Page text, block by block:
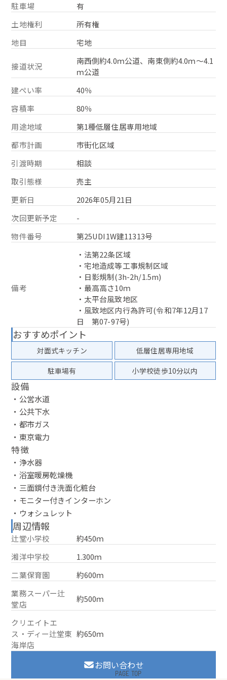
駐車場
有
土地権利
所有権
地目
宅地
接道状況
南西側約4.0ｍ公道、南東側約4.0ｍ～4.1
ｍ公道
建ぺい率
40％
容積率
80％
用途地域
第1種低層住居専用地域
都市計画
市街化区域
引渡時期
相談
取引態様
売主
更新日
2026年05月21日
次回更新予定
-
物件番号
第25UDI1W建11313号
備考
・法第22条区域
・宅地造成等工事規制区域
・日影規制(3h-2h/1.5m)
・最高高さ10ｍ
・太平台風致地区
・風致地区内行為許可(令和7年12月17
日 第07-97号)
おすすめポイント
対面式キッチン
低層住居専用地域
駐車場有
小学校徒歩10分以内
設備
・公営水道
・公共下水
・都市ガス
・東京電力
特徴
・浄水器
・浴室暖房乾燥機
・三面鏡付き洗面化粧台
・モニター付きインターホン
・ウォシュレット
周辺情報
辻堂小学校
約450ｍ
湘洋中学校
1.300ｍ
二葉保育園
約600ｍ
業務スーパー辻
堂店
約500ｍ
クリエイトエ
ス・ディー辻堂東
海岸店
約650ｍ
お問い合わせ
PAGE TOP